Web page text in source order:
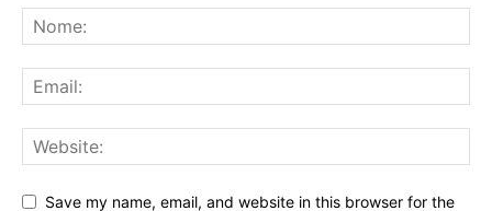
Save my name, email, and website in this browser for the